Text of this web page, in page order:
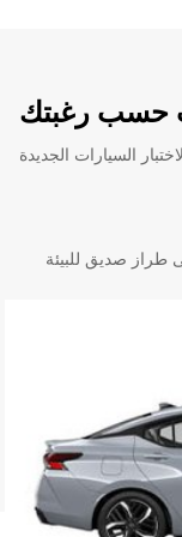
حسب رغبتك
السيارات الجديدة
طراز صديق للبيئة